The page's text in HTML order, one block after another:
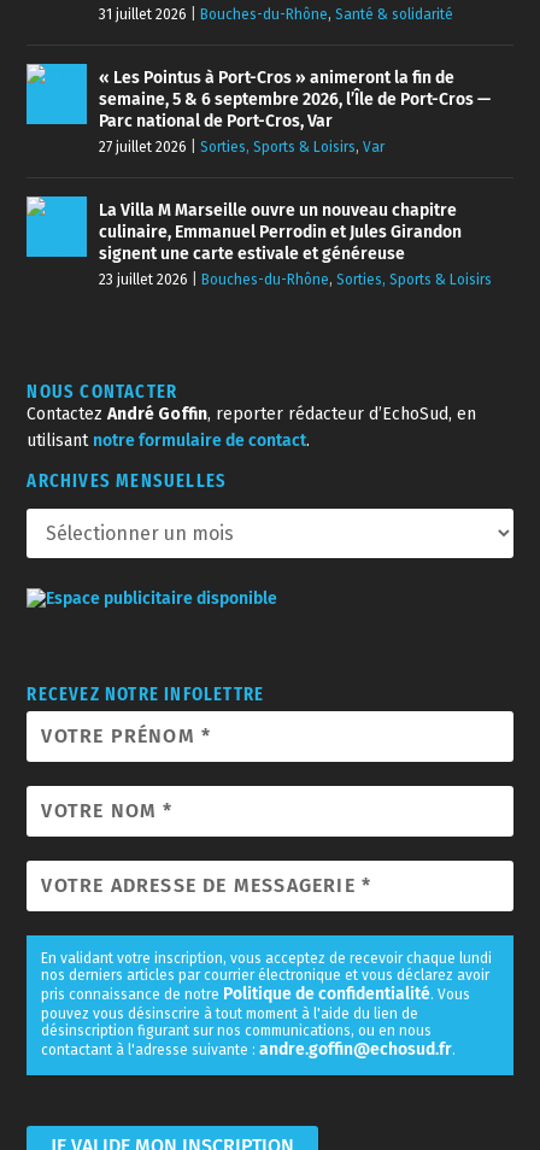
31 juillet 2026 Bouches-du-Rhône,Santé & solidarité
« Les Pointus à Port-Cros » animeront la fin de
semaine, 5 & 6 septembre 2026, l’Île de Port-Cros —
Parc national de Port-Cros, Var
27 juillet 2026 |Sorties, Sports & Loisirs,Var
La Villa M Marseille ouvre un nouveau chapitre
culinaire, Emmanuel Perrodin et Jules Girandon
signent une carte estivale et généreuse
23 juillet 2026 Bouches-du-Rhône,Sorties, Sports & Loisirs
NOUS CONTACTER
ContactezAndré Goffin, reporter rédacteur d’EchoSud, en
utilisant notre formulaire de contact.
ARCHIVES MENSUELLES
RECEVEZ NOTRE INFOLETTRE
En validant votre inscription, vous acceptez de recevoir chaque lundi
nos derniers articles par courrier électronique et vous déclarez avoir
pris connaissance de notre Politique de confidentialité. Vous
pouvez vous désinscrire à tout moment à l'aide du lien de
désinscription figurant sur nos communications, ou en nous
contactant à l'adresse suivante :andre.goffin@echosud.fr.